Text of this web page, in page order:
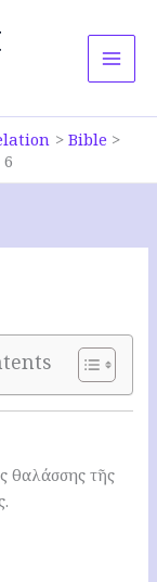
Bible
θαλάσσης τῆς